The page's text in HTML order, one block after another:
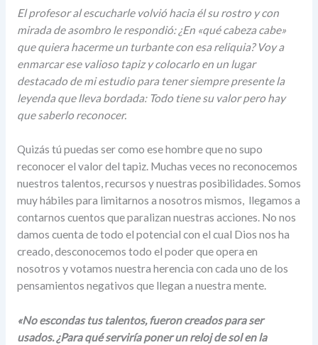
El profesor al escucharle volvió hacia él su rostro y con
mirada de asombro le respondió: ¿En «qué cabeza cabe»
que quiera hacerme un turbante con esa reliquia? Voy a
enmarcar ese valioso tapiz y colocarlo en un lugar
destacado de mi estudio para tener siempre presente la
leyenda que lleva bordada: Todo tiene su valor pero hay
que saberlo reconocer.
Quizás tú puedas ser como ese hombre que no supo
reconocer el valor del tapiz. Muchas veces no reconocemos
nuestros talentos, recursos y nuestras posibilidades. Somos
muy hábiles para limitarnos a nosotros mismos, llegamos a
contarnos cuentos que paralizan nuestras acciones. No nos
damos cuenta de todo el potencial con el cual Dios nos ha
creado, desconocemos todo el poder que opera en
nosotros y votamos nuestra herencia con cada uno de los
pensamientos negativos que llegan a nuestra mente.
«No escondas tus talentos, fueron creados para ser
usados. ¿Para qué serviría poner un reloj de sol en la